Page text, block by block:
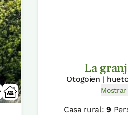
La
Otogoien |
Mostrar
Casa rural:9